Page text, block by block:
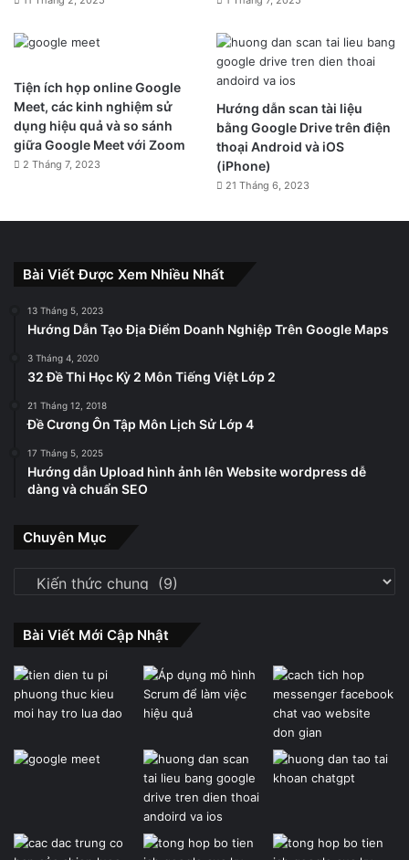
Tiện ích họp online Google
Meet, các kinh nghiệm sử
dụng hiệu quả và so sánh
giữa Google Meet với Zoom
2 Tháng 7, 2023
Hướng dẫn scan tài liệu
bằng Google Drive trên điện
thoại Android và iOS
(iPhone)
21 Tháng 6, 2023
Bài Viết Được Xem Nhiều Nhất
13 Tháng 5, 2023
Hướng Dẫn Tạo Địa Điểm Doanh Nghiệp Trên Google Maps
3 Tháng 4, 2020
32 Đề Thi Học Kỳ 2 Môn Tiếng Việt Lớp 2
21 Tháng 12, 2018
Đề Cương Ôn Tập Môn Lịch Sử Lớp 4
17 Tháng 5, 2025
Hướng dẫn Upload hình ảnh lên Website wordpress dễ
dàng và chuẩn SEO
Chuyên Mục
Chuyên
Bài Viết Mới Cập Nhật